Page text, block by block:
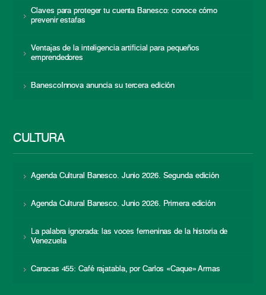
Claves para proteger tu cuenta Banesco: conoce cómo
prevenir estafas
Ventajas de la inteligencia artificial para pequeños
emprendedores
BanescoInnova anuncia su tercera edición
CULTURA
Agenda Cultural Banesco. Junio 2026. Segunda edición
Agenda Cultural Banesco. Junio 2026. Primera edición
La palabra ignorada: las voces femeninas de la historia de
Venezuela
Caracas 455: Café rajatabla, por Carlos «Caque» Armas